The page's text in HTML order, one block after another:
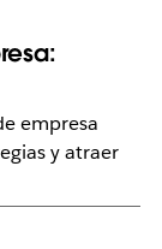
empresa
y atraer